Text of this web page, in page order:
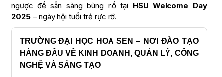
ngược để sẵn sàng bùng nổ tại HSU Welcome Day
2025– ngày hội tuổi trẻ rực rỡ.
TRƯỜNG ĐẠI HỌC HOA SEN – NƠI ĐÀO TẠO
HÀNG ĐẦU VỀ KINH DOANH, QUẢN LÝ, CÔNG
NGHỆ VÀ SÁNG TẠO